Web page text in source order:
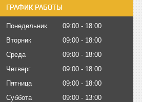
ГРАФИК РАБОТЫ
Понедельник 09:00
18:00
Вторник
09:00
18:00
Среда
09:00
18:00
Четверг
09:00
18:00
Пятница
09:00
18:00
Суббота
09:00
13:00